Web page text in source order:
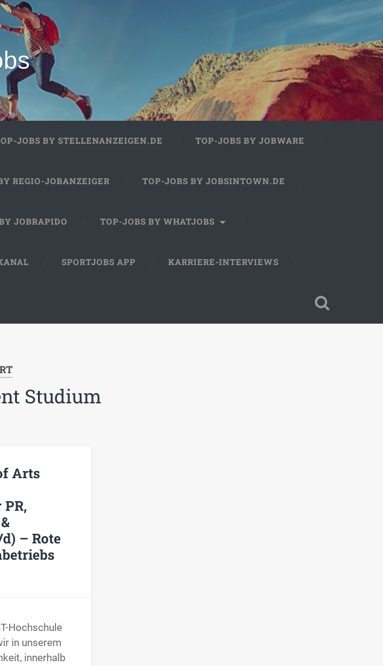
JOBS BY STELLENANZEIGEN.DE TOP-JOBS BY JOBWARE
REGIO-JOBANZEIGER TOP-JOBS BY JOBSINTOWN.DE
JOBRAPIDO TOP-JOBS BY WHATJOBS
SPORTJOBS APP KARRIERE-INTERVIEWS
Studium
Arts
– Rote
Hochschule
in unserem
innerhalb